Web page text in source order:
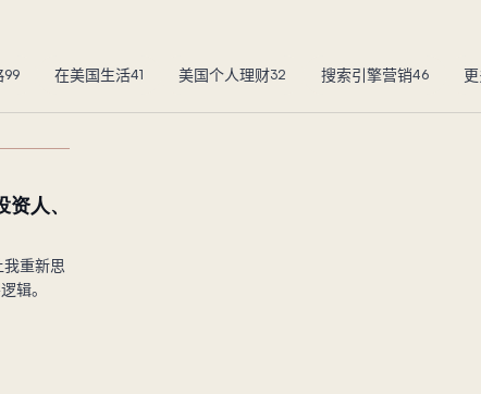
99 在美国生活41 美国个人理财32 搜索引擎营销46
人、
重新思
辑。